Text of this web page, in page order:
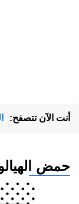
أنت الآن تتصفح:
حمض